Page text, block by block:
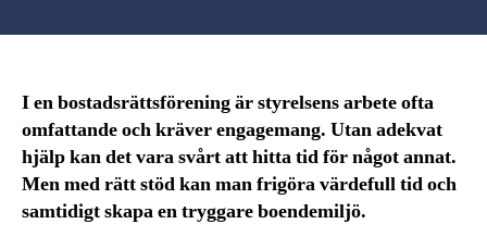
I en bostadsrättsförening är styrelsens arbete ofta
omfattande och kräver engagemang. Utan adekvat
hjälp kan det vara svårt att hitta tid för något annat.
Men med rätt stöd kan man frigöra värdefull tid och
samtidigt skapa en tryggare boendemiljö.